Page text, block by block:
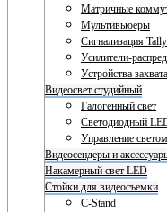
Матричные
Мультивьюеры
Сигнализация Tally
Усилители-
Устройства
Видеосвет студийный
Галогенный свет
Светодиодный
Управление
Видеосендеры и
Накамерный свет LED
Стойки для видеосъемки
C-Stand